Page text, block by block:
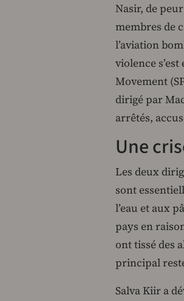
Nasir, de
membres de
l’aviation
violence
Movement
dirigé par
arrêtés,
Une
Les deux
sont
l’eau et aux
pays en
ont tissé des
principal
Salva Kiir a